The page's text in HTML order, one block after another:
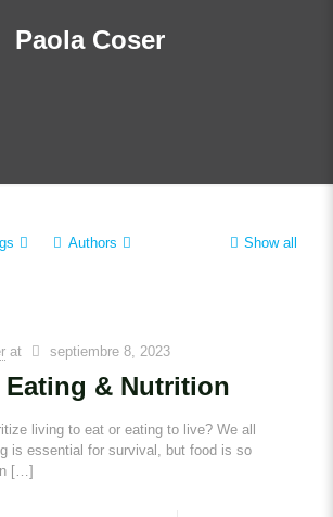
Paola Coser
Authors Show all
at septiembre 8, 2023
& Nutrition
living to eat or eating to live? We all
is essential for survival, but food is so
[…]